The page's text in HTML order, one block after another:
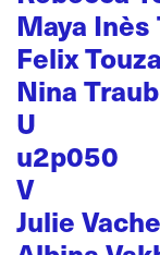
Maya Inès
Felix
Nina Traub
U
u2p050
V
Julie